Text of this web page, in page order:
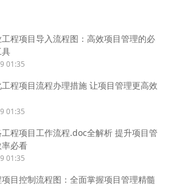
工程项目导入流程图：高效项目管理的必
01:35
程项目流程办理措施 让项目管理更高效
01:35
工程项目工作流程.doc全解析 提升项目管
必看
01:35
目控制流程图：全面掌握项目管理精髓